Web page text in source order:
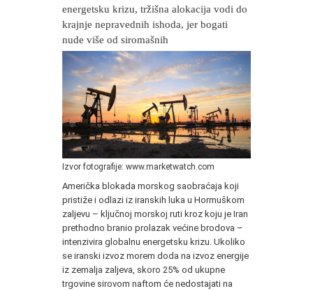
energetsku krizu, tržišna alokacija vodi do
krajnje nepravednih ishoda, jer bogati
nude više od siromašnih
Izvor fotografije: www.marketwatch.com
Američka blokada morskog saobraćaja koji
pristiže i odlazi iz iranskih luka u Hormuškom
zaljevu – ključnoj morskoj ruti kroz koju je Iran
prethodno branio prolazak većine brodova –
intenzivira globalnu energetsku krizu. Ukoliko
se iranski izvoz morem doda na izvoz energije
iz zemalja zaljeva, skoro 25% od ukupne
trgovine sirovom naftom će nedostajati na